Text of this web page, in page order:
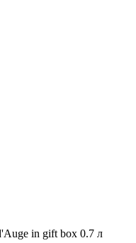
in gift box 0.7 л